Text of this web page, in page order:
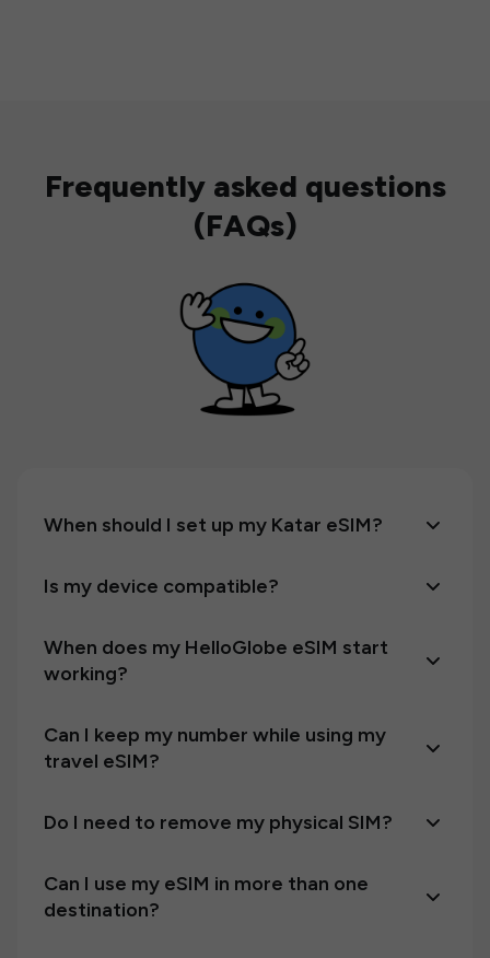
Frequently asked questions
(FAQs)
When should I set up my Katar eSIM?
Is my device compatible?
When does my HelloGlobe eSIM start
working?
Can I keep my number while using my
travel eSIM?
Do I need to remove my physical SIM?
Can I use my eSIM in more than one
destination?